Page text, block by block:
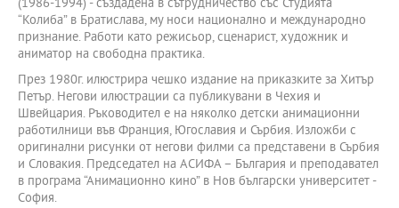
(1986-1994) - създадена в сътрудничество със Студията
“Колиба” в Братислава, му носи национално и международно
признание. Работи като режисьор, сценарист, художник и
аниматор на свободна практика.
През 1980г. илюстрира чешко издание на приказките за Хитър
Петър. Негови илюстрации са публикувани в Чехия и
Швейцария. Ръководител е на няколко детски анимационни
работилници във Франция, Югославия и Сърбия. Изложби с
оригинални рисунки от негови филми са представени в Сърбия
и Словакия. Председател на АСИФА – България и преподавател
в програма “Анимационно кино” в Нов български университет -
София.